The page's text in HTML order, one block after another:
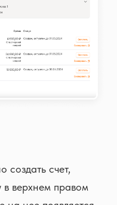
создать счет,
в верхнем правом